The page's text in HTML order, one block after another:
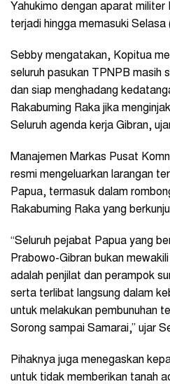
Yahukimo dengan aparat militer
terjadi hingga memasuki
‎‎Sebby mengatakan, Kopitua
seluruh pasukan TPNPB masih
dan siap menghadang
Rakabuming Raka jika
Seluruh agenda kerja Gibran,
‎‎Manajemen Markas Pusat
resmi mengeluarkan larangan
Papua, termasuk dalam
Rakabuming Raka yang
“Seluruh pejabat Papua yang
Prabowo-Gibran bukan
adalah penjilat dan perampok
serta terlibat langsung dalam
untuk melakukan pembunuhan
Sorong sampai Samarai,” ujar
‎Pihaknya juga menegaskan
untuk tidak memberikan tanah